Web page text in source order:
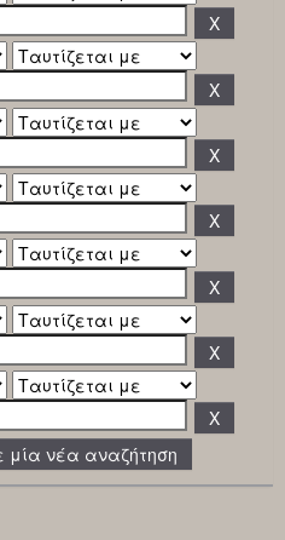
μία νέα αναζήτηση